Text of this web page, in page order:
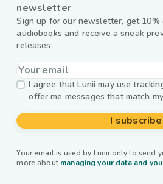
newsletter
Sign up for our newsletter, get
audiobooks and receive a sneak
releases.
I agree that Lunii may use
offer me messages that match
I subscribe
Your email is used by Lunii only to send
more about managing your data and